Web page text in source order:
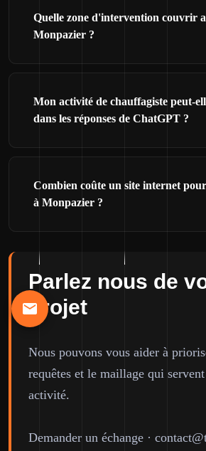
Quelle zone d'intervention couvrir
Monpazier ?
Mon activité de chauffagiste peut-
dans les réponses de ChatGPT ?
Combien coûte un site internet
à Monpazier ?
Parlez nous de
projet
Nous pouvons vous aider à
requêtes et le maillage qui
activité.
Demander un échange ·